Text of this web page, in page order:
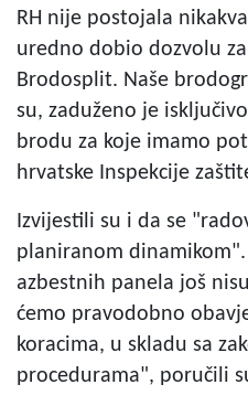
RH nije postojala
uredno dobio dozvolu
Brodosplit. Naše
su, zaduženo je
brodu za koje imamo
hrvatske Inspekcije
Izvijestili su i da se
planiranom
azbestnih panela još
ćemo pravodobno
koracima, u skladu sa
procedurama", poručili